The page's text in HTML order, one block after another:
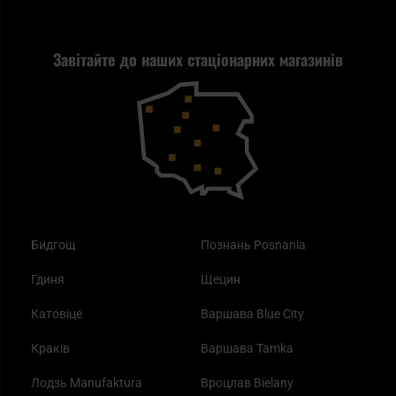
Завітайте до наших стаціонарних магазинів
Бидгощ
Гдиня
Катовіце
Краків
Лодзь Manufaktura
Познань Posnania
Щецин
Варшава Blue City
Варшава Tamka
Вроцлав Bielany
Повернення товару
Blackout - що це таке?
Як працює маска від смогу?
Найкращі спальні мішки на осінь
Самозахист